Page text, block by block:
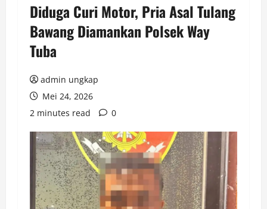
Diduga Curi Motor, Pria Asal Tulang
Bawang Diamankan Polsek Way
Tuba
admin ungkap
Mei 24, 2026
2 minutes read
0